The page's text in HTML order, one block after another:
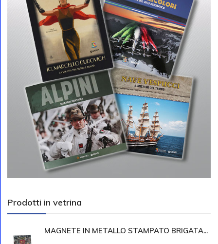
Prodotti in vetrina
MAGNETE IN METALLO STAMPATO BRIGATA...